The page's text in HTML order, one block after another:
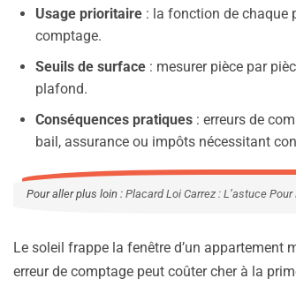
Usage prioritaire : la fonction de chaque
comptage.
Seuils de surface : mesurer pièce par
plafond.
Conséquences pratiques : erreurs de
bail, assurance ou impôts nécessitant
Pour aller plus loin : Placard Loi Carrez : L’astuce
Le soleil frappe la fenêtre d’un appartement
erreur de comptage peut coûter cher à la